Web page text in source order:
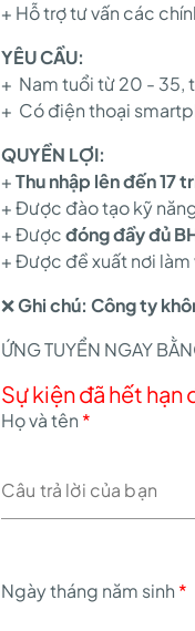
+ Hỗ trợ tư vấn các
YÊU CẦU:
+ Nam tuổi từ 20 - 35,
+ Có điện thoại
QUYỀN LỢI:
+Thu nhập lên đến 17
+ Được đào tạo kỹ
+ Đượcđóng đầy đủ
+ Được đề xuất nơi
❌Ghi chú: Công ty
ỨNG TUYỂN NGAY
Sự kiện đã hết hạn
Họ và tên *
Ngày tháng năm sinh *